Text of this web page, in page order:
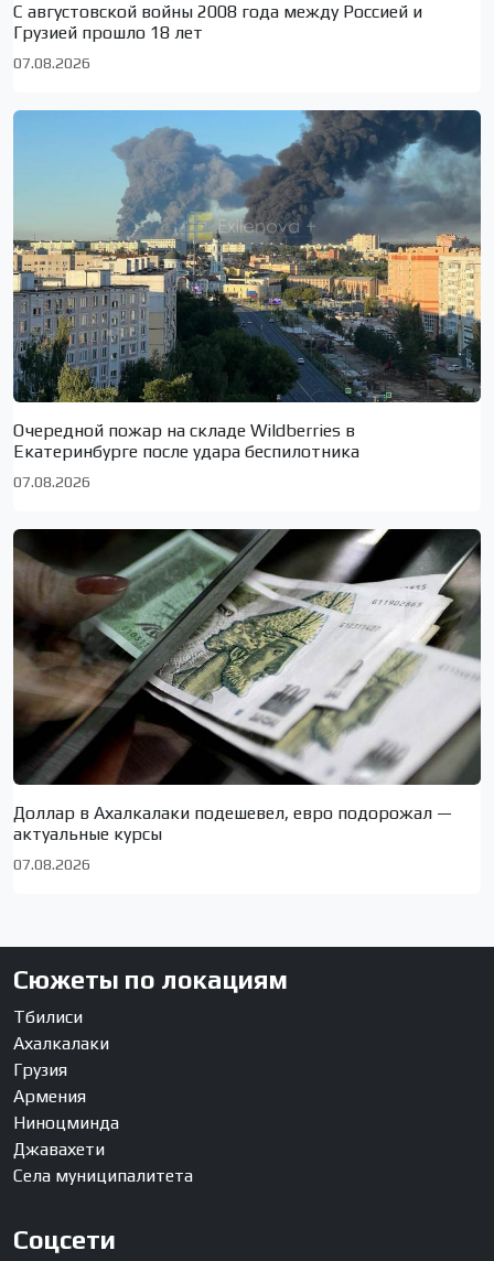
С августовской войны 2008 года между Россией и
Грузией прошло 18 лет
07.08.2026
Очередной пожар на складе Wildberries в
Екатеринбурге после удара беспилотника
07.08.2026
Доллар в Ахалкалаки подешевел, евро подорожал —
актуальные курсы
07.08.2026
Сюжеты по локациям
Тбилиси
Ахалкалаки
Грузия
Армения
Ниноцминда
Джавахети
Села муниципалитета
Соцсети